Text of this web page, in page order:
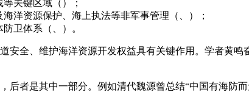
关键区域（）；
洋资源保护、海上执法等非军事管理（、）；
卫体系（、）。
安全、维护海洋资源开发权益具有关键作用。学者黄
后者是其中一部分。例如清代魏源曾总结“中国有海防